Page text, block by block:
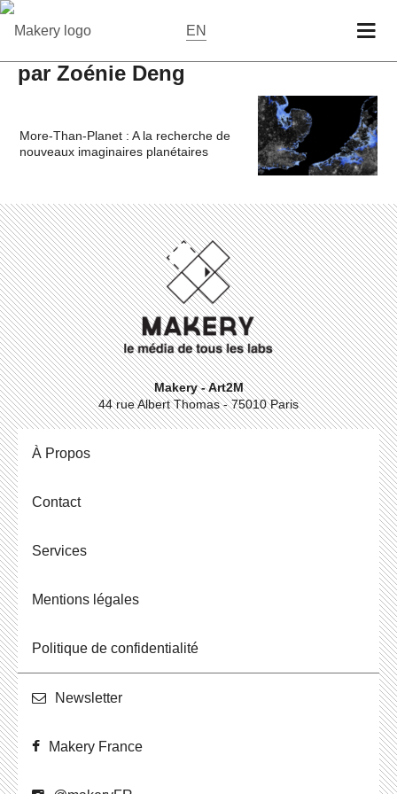
EN
par Zoénie Deng
More-Than-Planet : A la recherche de
nouveaux imaginaires planétaires
Makery - Art2M
44 rue Albert Thomas - 75010 Paris
À Propos
Contact
Ser­vices
Men­tions légales
Po­li­tique de confidentialité
News­let­ter
Makery France